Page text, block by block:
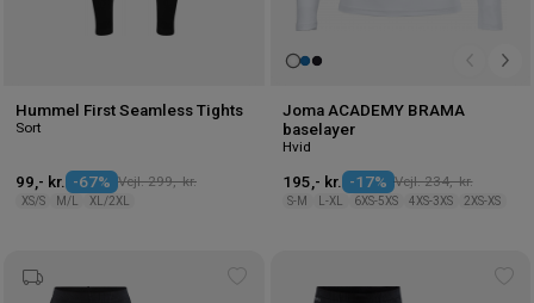
Hummel First Seamless Tights
Sort
99,- kr. -67% Vejl. 299,- kr.
XS/S M/L XL/2XL
Joma ACADEMY BRAMA
baselayer
Hvid
195,- kr. -17% Vejl. 234,- kr.
S-M L-XL 6XS-5XS 4XS-3XS 2XS-XS